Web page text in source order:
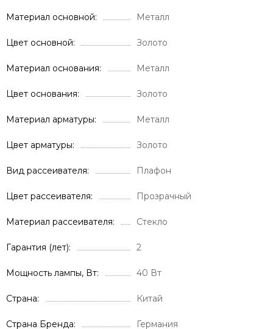
Материал основной Металл
Цвет основной Золото
Материал основания Металл
Цвет основания Золото
Материал арматуры Металл
Цвет арматуры Золото
Вид рассеивателя Плафон
Цвет рассеивателя Прозрачный
Материал рассеивателя Стекло
Гарантия (лет) 2
Мощность лампы, Вт 40 Вт
Страна Китай
Страна Бренда Германия